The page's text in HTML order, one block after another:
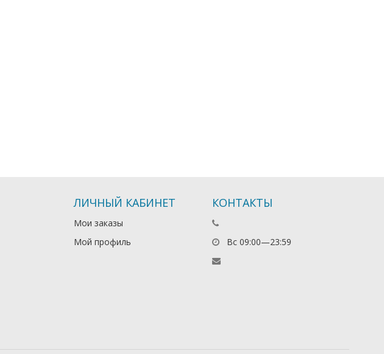
ЛИЧНЫЙ КАБИНЕТ
Мои заказы
Мой профиль
КОНТАКТЫ
Вс 09:00—23:59